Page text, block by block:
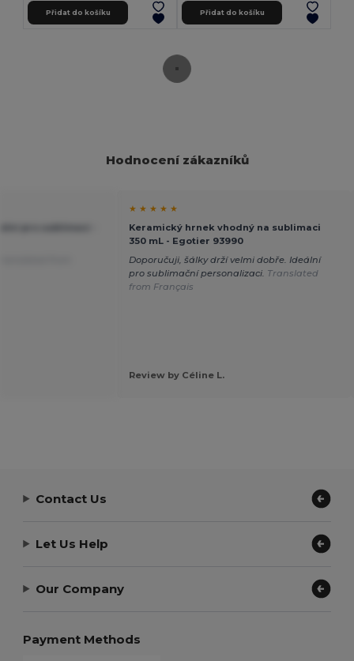
Přidat do košíku Přidat do košíku
Hodnocení zákazníků
★ ★ ★ ★ ★
Keramický hrnek vhodný na sublimaci
350 mL - Egotier 93990
Doporučuji, šálky drží velmi dobře. Ideální
pro sublimační personalizaci. Translated
from Français
Review by Céline L.
Contact Us
Let Us Help
Our Company
Payment Methods